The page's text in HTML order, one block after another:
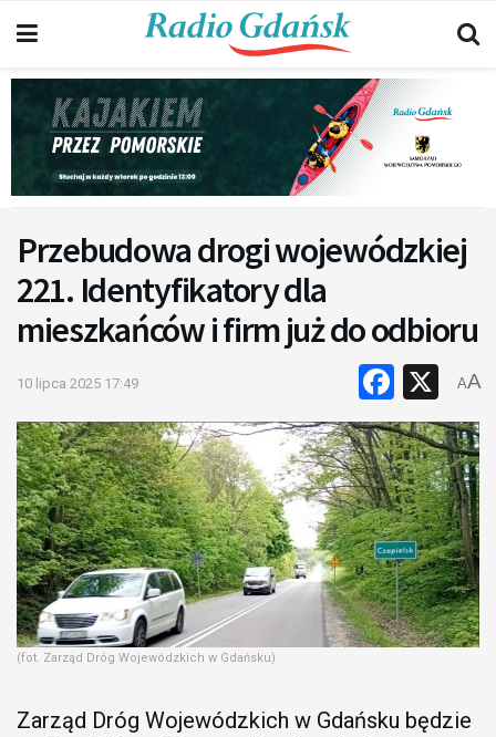
Przebudowa drogi wojewódzkiej
221. Identyfikatory dla
mieszkańców i firm już do odbioru
10 lipca 2025 17:49 X
AA
(fot. Zarząd Dróg Wojewódzkich w Gdańsku)
Zarząd Dróg Wojewódzkich w Gdańsku będzie